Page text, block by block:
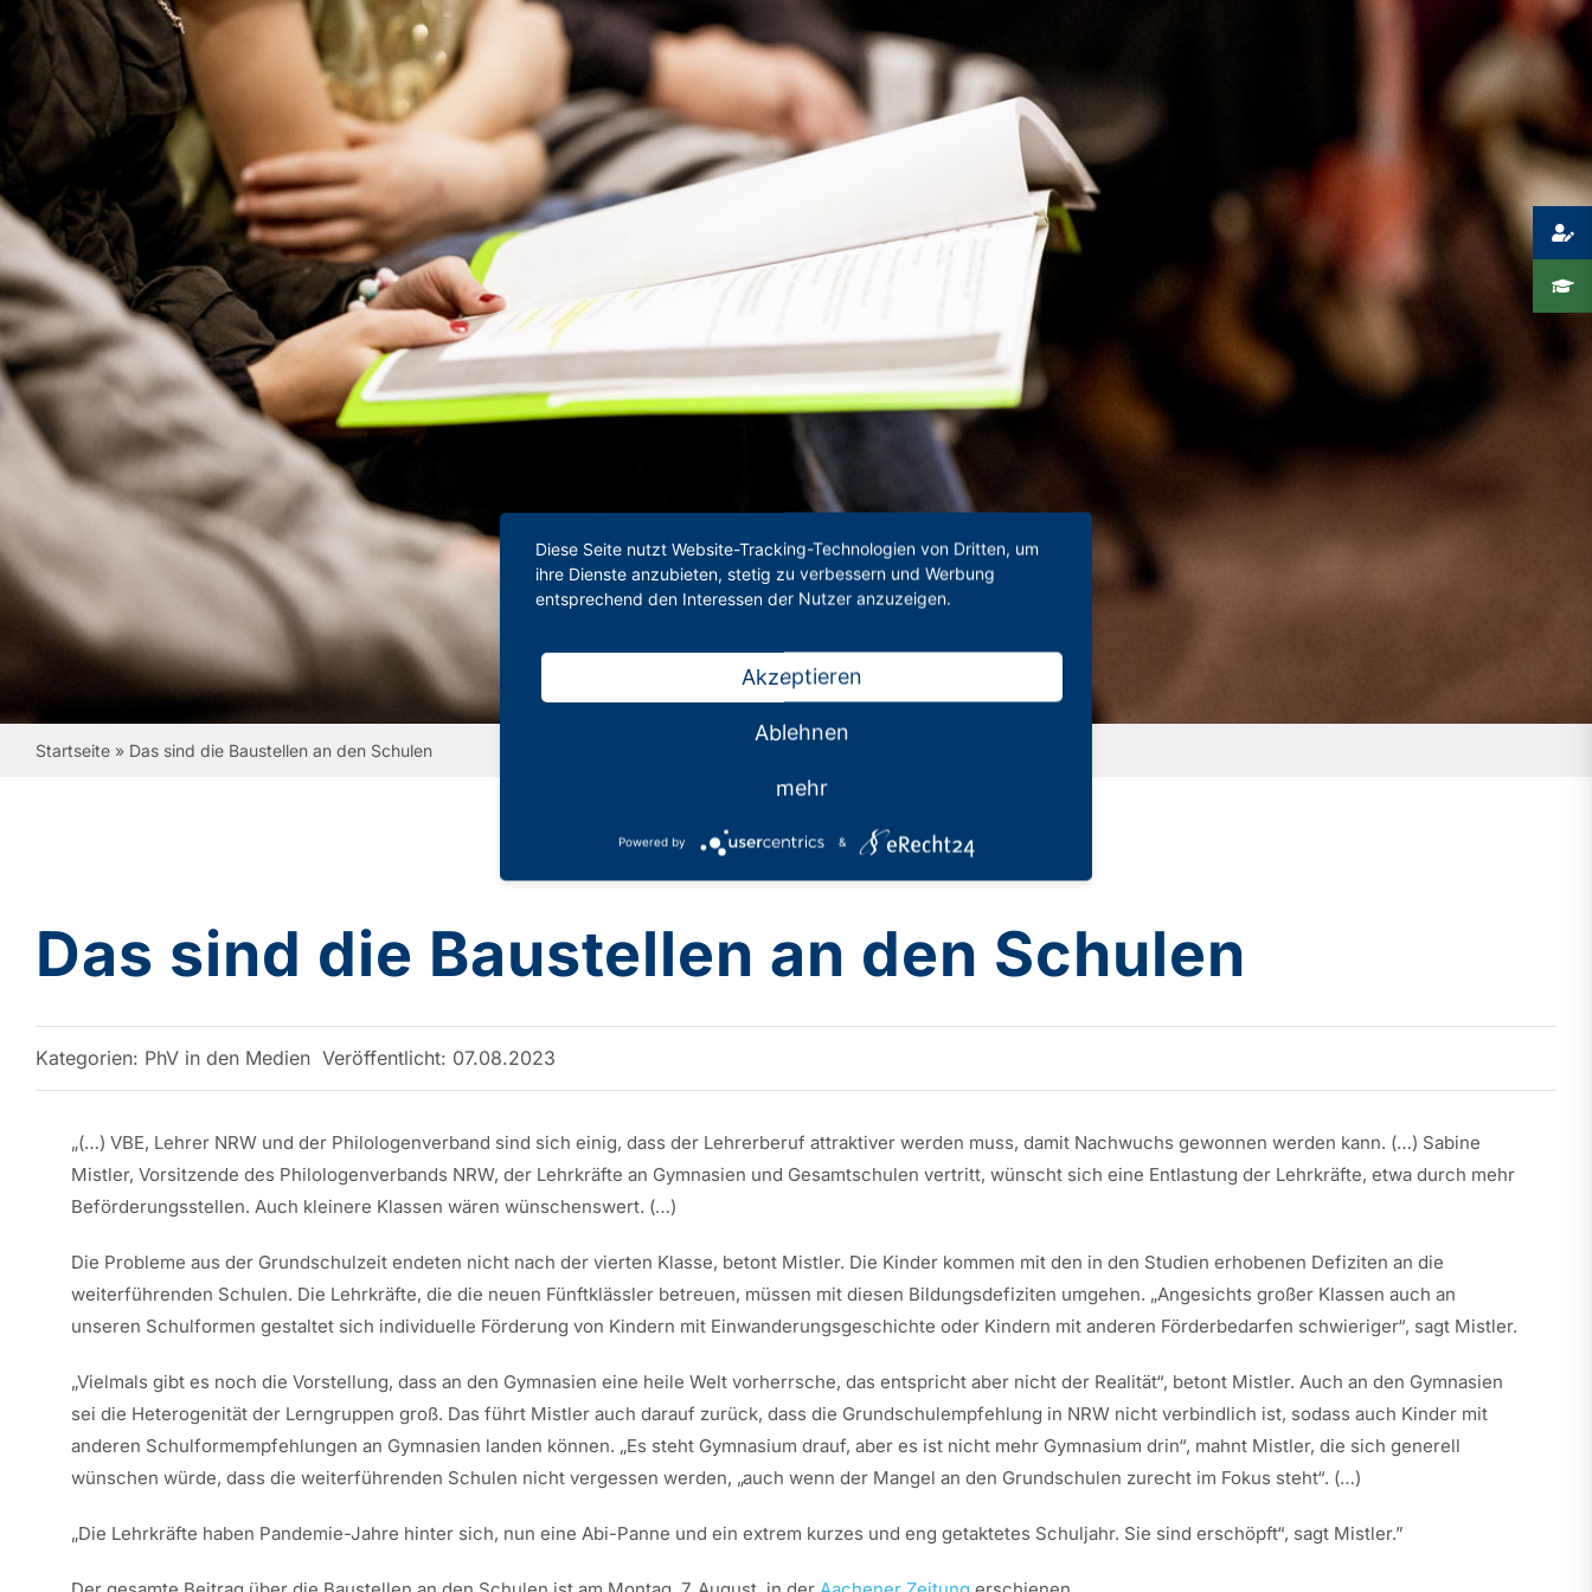
Startseite» Das sind die Baustellen an den Schulen
Das sind die Baustellen an den Schulen
Kategorien: PhV in den Medien Veröffentlicht: 07.08.2023
„(…) VBE, Lehrer NRW und der Philologenverband sind sich einig, dass der Lehrerberuf attraktiver werden muss, damit Nachwuchs gewonnen werden kann. (…) Sabine
Mistler, Vorsitzende des Philologenverbands NRW, der Lehrkräfte an Gymnasien und Gesamtschulen vertritt, wünscht sich eine Entlastung der Lehrkräfte, etwa durch mehr
Beförderungsstellen. Auch kleinere Klassen wären wünschenswert. (…)
Die Probleme aus der Grundschulzeit endeten nicht nach der vierten Klasse, betont Mistler. Die Kinder kommen mit den in den Studien erhobenen Defiziten an die
weiterführenden Schulen. Die Lehrkräfte, die die neuen Fünftklässler betreuen, müssen mit diesen Bildungsdefiziten umgehen. „Angesichts großer Klassen auch an
unseren Schulformen gestaltet sich individuelle Förderung von Kindern mit Einwanderungsgeschichte oder Kindern mit anderen Förderbedarfen schwieriger“, sagt Mistler.
„Vielmals gibt es noch die Vorstellung, dass an den Gymnasien eine heile Welt vorherrsche, das entspricht aber nicht der Realität“, betont Mistler. Auch an den Gymnasien
sei die Heterogenität der Lerngruppen groß. Das führt Mistler auch darauf zurück, dass die Grundschulempfehlung in NRW nicht verbindlich ist, sodass auch Kinder mit
anderen Schulformempfehlungen an Gymnasien landen können. „Es steht Gymnasium drauf, aber es ist nicht mehr Gymnasium drin“, mahnt Mistler, die sich generell
wünschen würde, dass die weiterführenden Schulen nicht vergessen werden, „auch wenn der Mangel an den Grundschulen zurecht im Fokus steht“. (…)
„Die Lehrkräfte haben Pandemie-Jahre hinter sich, nun eine Abi-Panne und ein extrem kurzes und eng getaktetes Schuljahr. Sie sind erschöpft“, sagt Mistler.”
Diese Seite nutzt Website-Tracking-Technologien von Dritten, um
ihre Dienste anzubieten, stetig zu verbessern und Werbung
entsprechend den Interessen der Nutzer anzuzeigen.
Akzeptieren
Ablehnen
mehr
Powered by &